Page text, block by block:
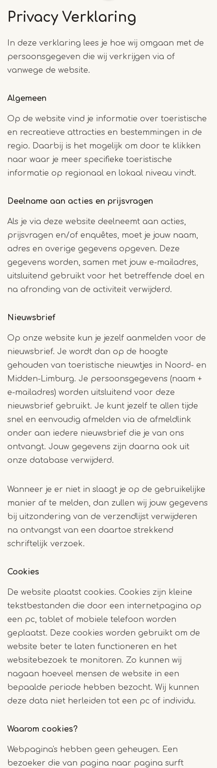
Privacy Verklaring
In deze verklaring lees je hoe wij omgaan met de
persoonsgegeven die wij verkrijgen via of
vanwege de website.
Algemeen
Op de website vind je informatie over toeristische
en recreatieve attracties en bestemmingen in de
regio. Daarbij is het mogelijk om door te klikken
naar waar je meer specifieke toeristische
informatie op regionaal en lokaal niveau vindt.
Deelname aan acties en prijsvragen
Als je via deze website deelneemt aan acties,
prijsvragen en/of enquêtes, moet je jouw naam,
adres en overige gegevens opgeven. Deze
gegevens worden, samen met jouw e-mailadres,
uitsluitend gebruikt voor het betreffende doel en
na afronding van de activiteit verwijderd.
Nieuwsbrief
Op onze website kun je jezelf aanmelden voor de
nieuwsbrief. Je wordt dan op de hoogte
gehouden van toeristische nieuwtjes in Noord- en
Midden-Limburg. Je persoonsgegevens (naam +
e-mailadres) worden uitsluitend voor deze
nieuwsbrief gebruikt. Je kunt jezelf te allen tijde
snel en eenvoudig afmelden via de afmeldlink
onder aan iedere nieuwsbrief die je van ons
ontvangt. Jouw gegevens zijn daarna ook uit
onze database verwijderd.
Wanneer je er niet in slaagt je op de gebruikelijke
manier af te melden, dan zullen wij jouw gegevens
bij uitzondering van de verzendlijst verwijderen
na ontvangst van een daartoe strekkend
schriftelijk verzoek.
Cookies
De website plaatst cookies. Cookies zijn kleine
tekstbestanden die door een internetpagina op
een pc, tablet of mobiele telefoon worden
geplaatst. Deze cookies worden gebruikt om de
website beter te laten functioneren en het
websitebezoek te monitoren. Zo kunnen wij
nagaan hoeveel mensen de website in een
bepaalde periode hebben bezocht. Wij kunnen
deze data niet herleiden tot een pc of individu.
Waarom cookies?
Webpagina's hebben geen geheugen. Een
bezoeker die van pagina naar pagina surft